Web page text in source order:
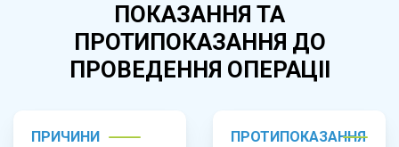
утрудненому диханні. Також показанням є
підозра на потрапляння предмета в ніс, навіть
якщо симптоми мінімальні. Тривале
ПОКАЗАННЯ ТА
ПРОТИПОКАЗАННЯ ДО
ПРОВЕДЕННЯ ОПЕРАЦІІ
ПРИЧИНИ ПРОТИПОКАЗАННЯ